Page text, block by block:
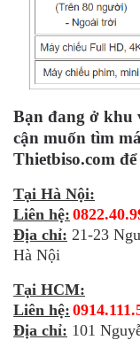
Bạn đang ở khu
cận muốn tìm
Thietbiso.com
Tại Hà Nội:
Liên hệ:
Địa chỉ: 21-23
Hà Nội
Tại HCM:
Liên hệ:
Địa chỉ: 101